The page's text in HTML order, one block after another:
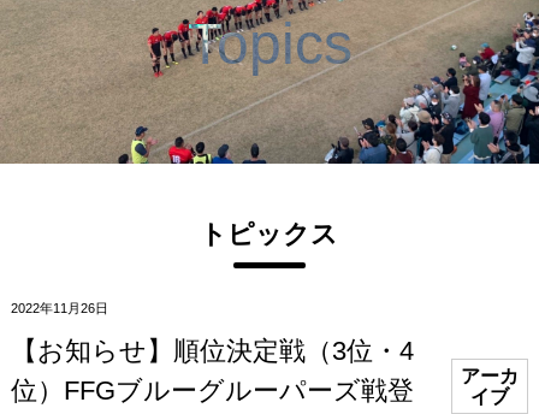
Topics
トピックス
2022年11月26日
【お知らせ】順位決定戦（3位・4
位）FFGブルーグルーパーズ戦登
アーカ
イブ